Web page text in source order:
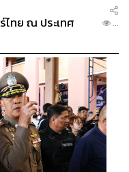
ไทย ณ ประเทศ
...